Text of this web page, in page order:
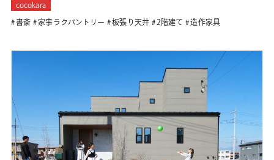
cocokara
書斎 家事ラクパントリー 板張り天井 2階建て 造作家具